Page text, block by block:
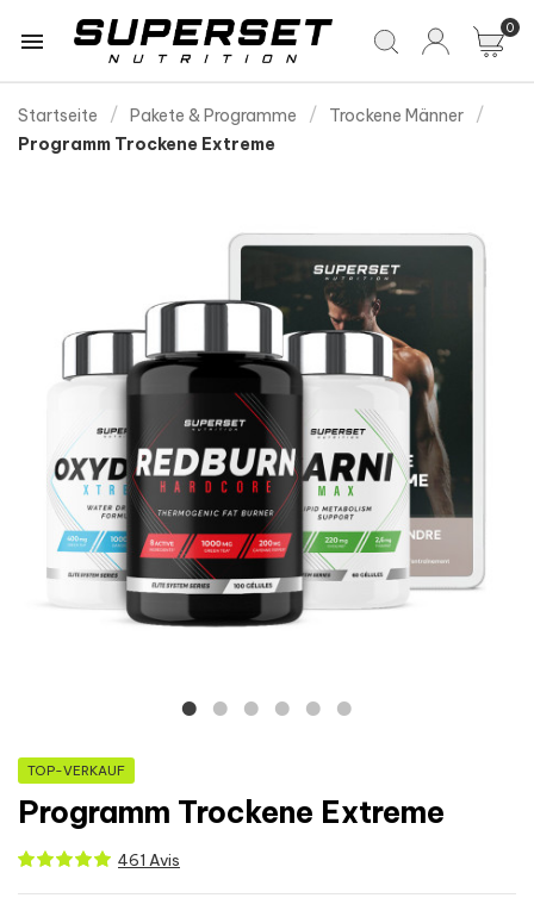
 0
Startseite Pakete & Programme
Trockene Männer
Programm Trockene Extreme
TOP-VERKAUF
Programm Trockene Extreme
461 Avis